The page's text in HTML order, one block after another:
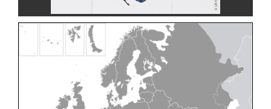
Cleptes nyonensisMóczár, 1997
Cleptes obsoletus
Semenov, 1891
Cleptes orientalis
Dahlbom, 1854
Lepeletier, 1806
Móczár, 1968
Buysson, 1886
Linsenmaier, 1986
Mocsáry, 1889